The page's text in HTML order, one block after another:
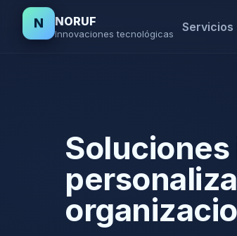
N NORUF
Innovaciones tecnológicas Servicios